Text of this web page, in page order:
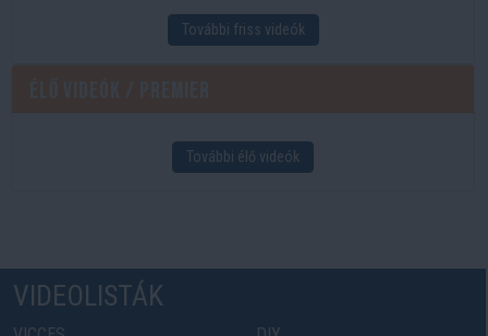
További friss videók
További élő videók
VIDEOLISTÁK